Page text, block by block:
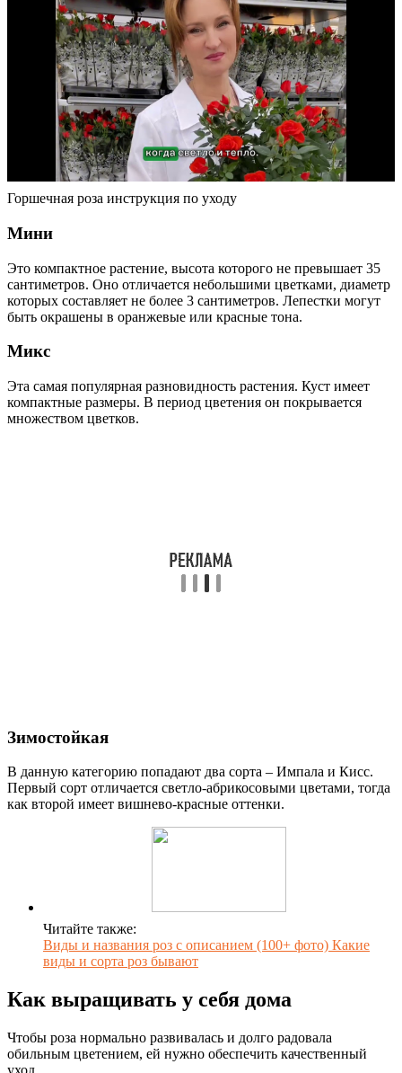
Горшечная роза инструкция по уходу
Мини
Это компактное растение, высота которого не превышает 35
сантиметров. Оно отличается небольшими цветками, диаметр
которых составляет не более 3 сантиметров. Лепестки могут
быть окрашены в оранжевые или красные тона.
Микс
Эта самая популярная разновидность растения. Куст имеет
компактные размеры. В период цветения он покрывается
множеством цветков.
Зимостойкая
В данную категорию попадают два сорта – Импала и Кисс.
Первый сорт отличается светло-абрикосовыми цветами, тогда
как второй имеет вишнево-красные оттенки.
Читайте также:
Виды и названия роз с описанием (100+ фото) Какие
виды и сорта роз бывают
Как выращивать у себя дома
Чтобы роза нормально развивалась и долго радовала
обильным цветением, ей нужно обеспечить качественный